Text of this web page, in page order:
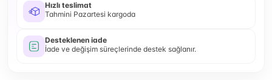
Hızlı teslimat
Tahmini Pazartesi kargoda
Desteklenen iade
İade ve değişim süreçlerinde destek sağlanır.